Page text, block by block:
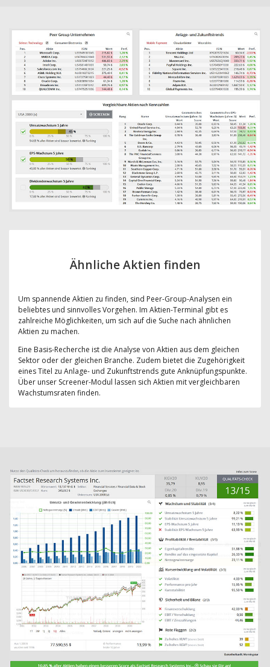
Ähnliche Aktien finden
Um spannende Aktien zu finden, sind Peer-Group-Analysen ein
beliebtes und sinnvolles Vorgehen. Im Aktien-Terminal gibt es
zahlreiche Möglichkeiten, um sich auf die Suche nach ähnlichen
Aktien zu machen.
Eine Basis-Recherche ist die Analyse von Aktien aus dem gleichen
Sektor oder der gleichen Branche. Zudem bietet die Zugehörigkeit
eines Titel zu Anlage- und Zukunftstrends gute Anknüpfungspunkte.
Über unser Screener-Modul lassen sich Aktien mit vergleichbaren
Wachstumsraten finden.